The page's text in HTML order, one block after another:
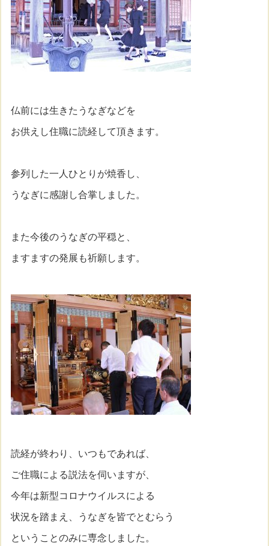
仏前には生きたうなぎなどを
お供えし住職に読経して頂きます。
参列した一人ひとりが焼香し、
うなぎに感謝し合掌しました。
また今後のうなぎの平穏と、
ますますの発展も祈願します。
読経が終わり、いつもであれば、
ご住職による説法を伺いますが、
今年は新型コロナウイルスによる
状況を踏まえ、うなぎを皆でとむらう
ということのみに専念しました。